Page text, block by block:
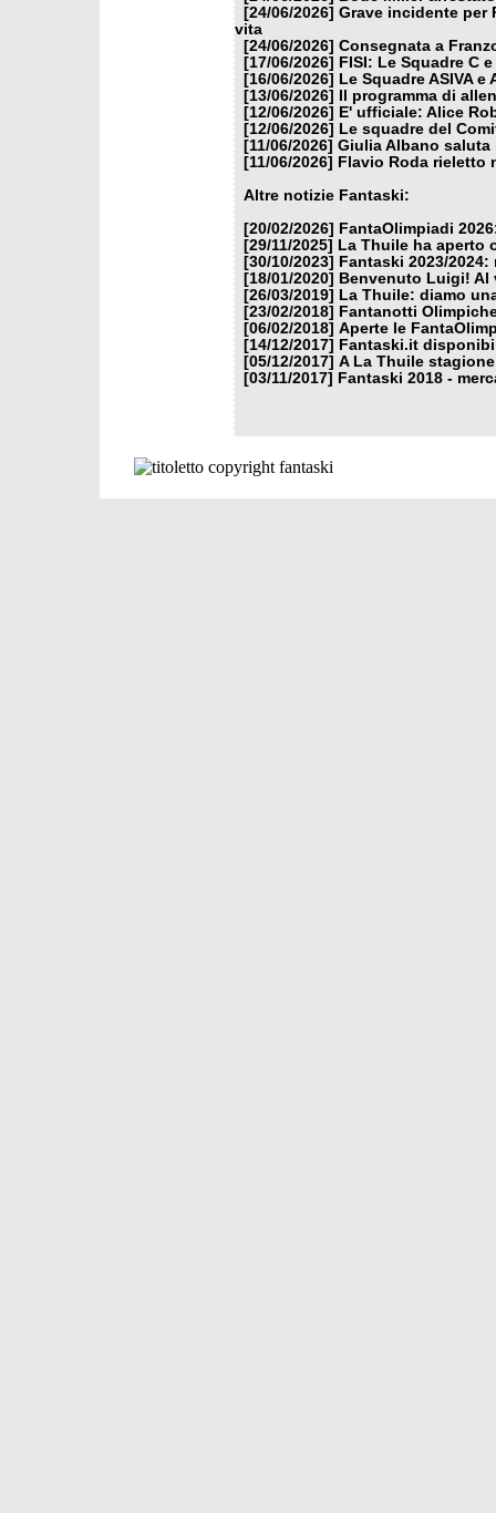
[24/06/2026] Grave incidente per
vita
[24/06/2026] Consegnata a
[17/06/2026]
FISI: Le Squadre C
[16/06/2026]
Le Squadre ASIVA
[13/06/2026]
Il programma di
[12/06/2026]
E' ufficiale: Alice
[12/06/2026]
Le squadre del
[11/06/2026] Giulia Albano saluta
[11/06/2026]
Flavio Roda rieletto
Altre notizie Fantaski:
[20/02/2026]
FantaOlimpiadi
[29/11/2025]
La Thuile ha aperto
[30/10/2023]
Fantaski 2023/
[18/01/2020]
Benvenuto Luigi! Al
[26/03/2019]
La Thuile: diamo
[23/02/2018]
Fantanotti
[06/02/2018] Aperte le
[14/12/2017]
Fantaski.it
[05/12/2017] A La Thuile
[03/11/2017]
Fantaski 2018 -